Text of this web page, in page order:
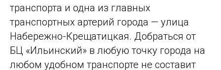
транспорта и одна из главных
транспортных артерий города — улица
Набережно-Крещатицкая. Добраться от
БЦ «Ильинский» в любую точку города на
любом удобном транспорте не составит